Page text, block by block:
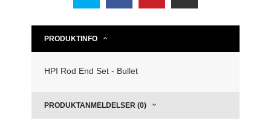
PRODUKTINFO
HPI Rod End Set - Bullet
PRODUKTANMELDELSER (0)